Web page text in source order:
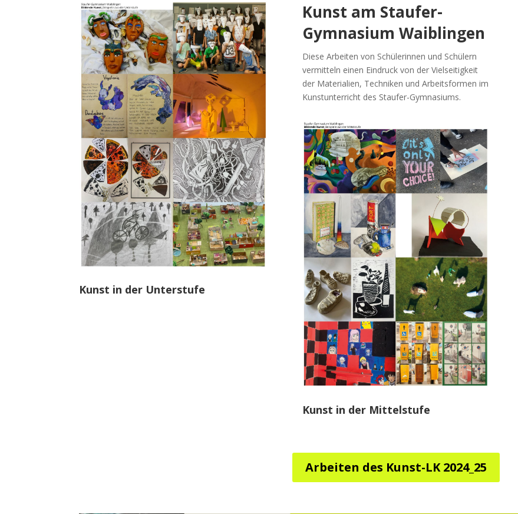
Kunst in der Unterstufe
Kunst am Staufer-
Gymnasium Waiblingen
Diese Arbeiten von Schülerinnen und Schülern
vermitteln einen Eindruck von der Vielseitigkeit
der Materialien, Techniken und Arbeitsformen im
Kunstunterricht des Staufer-Gymnasiums.
Kunst in der Mittelstufe
Arbeiten des Kunst-LK 2024_25